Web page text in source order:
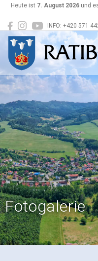
INFO: +420 571
Heute ist 7. August 2026und
Ratiboř
Fotogalerie